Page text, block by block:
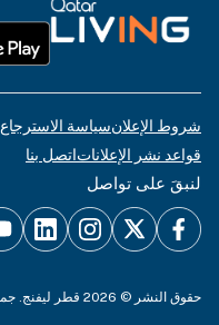
شروط الإعلانسياسة الاسترجاع
قواعد نشر الإعلاناتاتصل بنا
لنبقَ على تواصل
حقوق النشر © 2026 قطر ليفنج. جميع الحقوق محفوظة.